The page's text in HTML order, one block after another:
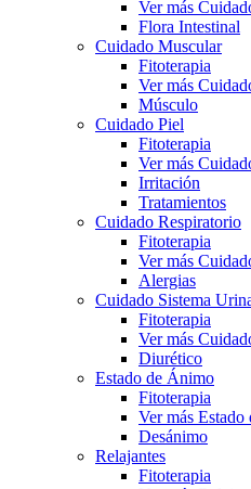
Ver más
Flora Intestinal
Cuidado Muscular
Fitoterapia
Ver más
Músculo
Cuidado Piel
Fitoterapia
Ver más
Irritación
Tratamientos
Cuidado Respiratorio
Fitoterapia
Ver más
Alergias
Cuidado Sistema
Fitoterapia
Ver más
Diurético
Estado de Ánimo
Fitoterapia
Ver más
Desánimo
Relajantes
Fitoterapia